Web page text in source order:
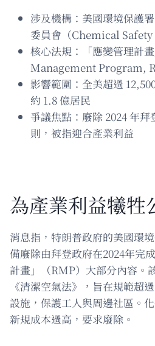
涉及機構：美國環境保護
委員會（Chemical Safety
核心法規：「應變管理計
Management Program,
影響範圍：全美超過
約 1.8 億居民
爭議焦點：廢除 2024 年
則，被指迎合產業利益
為產業利益犧牲
消息指，特朗普政府的美國環
備廢除由拜登政府在2024年完
計畫」（RMP）大部分內容。
《清潔空氣法》，旨在規範超
設施，保護工人與周邊社區。
新規成本過高，要求廢除。